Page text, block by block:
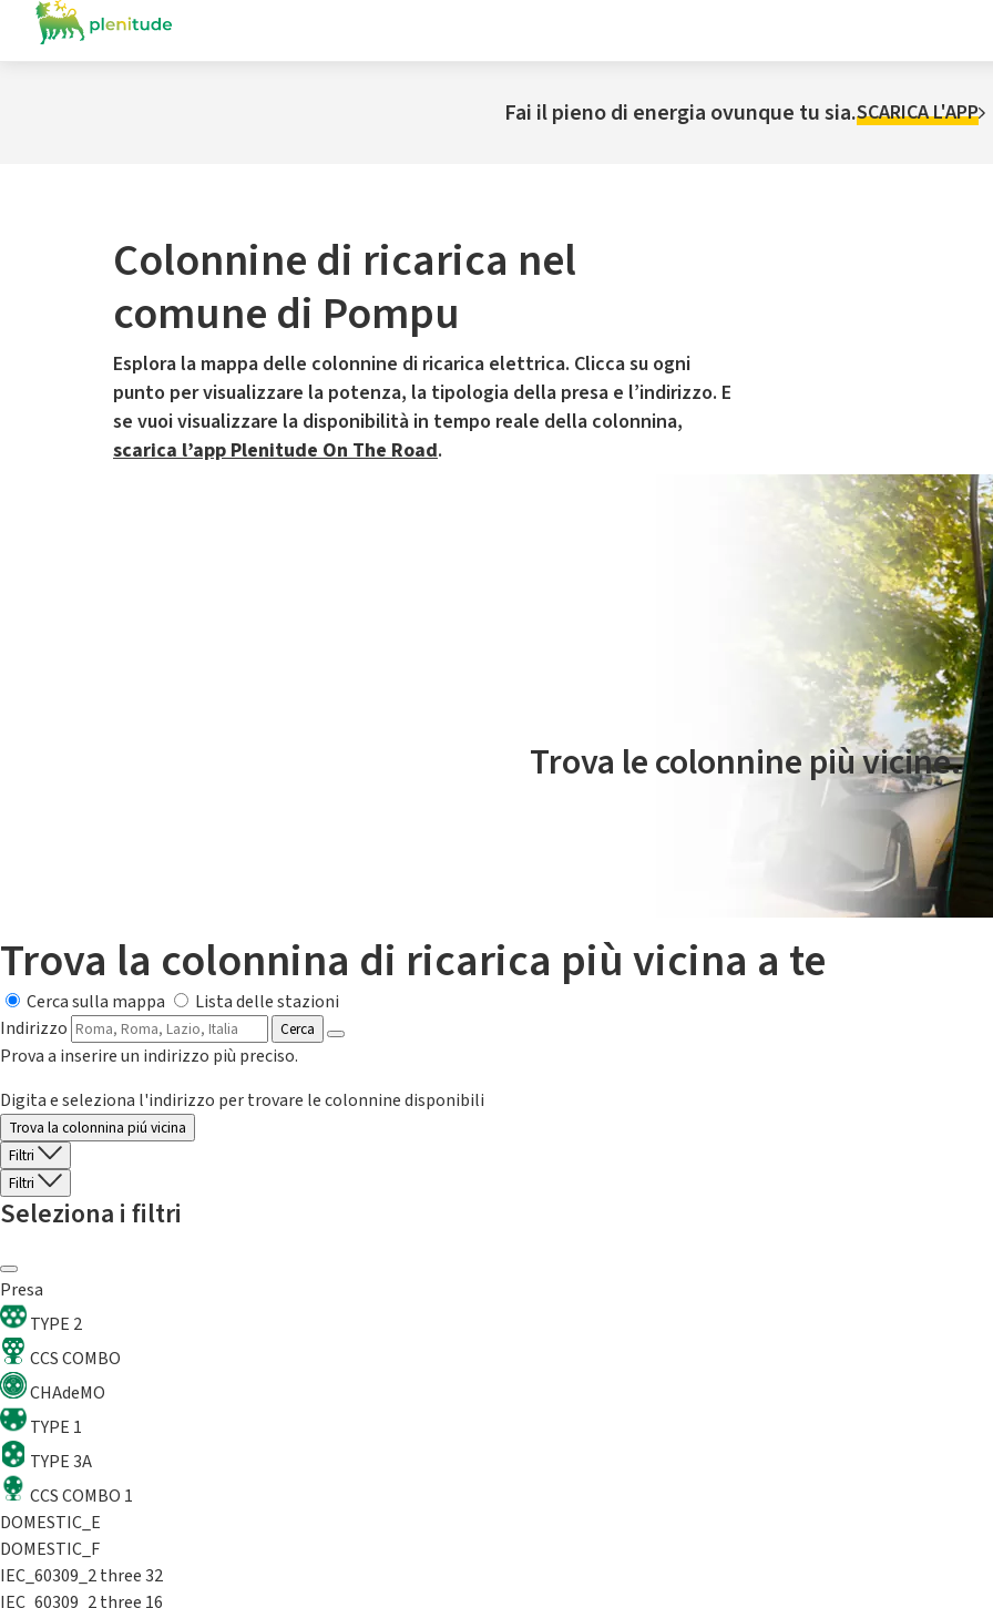
Fai il pieno di energia ovunque tu sia.SCARICA L'APP
Colonnine di ricarica nel
comune di Pompu
Esplora la mappa delle colonnine di ricarica elettrica. Clicca su ogni
punto per visualizzare la potenza, la tipologia della presa e l’indirizzo. E
se vuoi visualizzare la disponibilità in tempo reale della colonnina,
scarica l’app Plenitude On The Road.
Il servizio di mobilità elettrica è gestito da Plenitude On The Road
Trova le colonnine più vicine.
Trova la colonnina di ricarica più vicina a te
Cerca sulla mappa
Lista delle stazioni
Indirizzo
Cerca
Prova a inserire un indirizzo più preciso.
Digita e seleziona l'indirizzo per trovare le colonnine disponibili
Trova la colonnina piú vicina
Filtri
Filtri
Seleziona i filtri
Presa
TYPE 2
CCS COMBO
CHAdeMO
TYPE 1
TYPE 3A
CCS COMBO 1
DOMESTIC_E
DOMESTIC_F
IEC_60309_2 three 32
IEC_60309_2 three 16